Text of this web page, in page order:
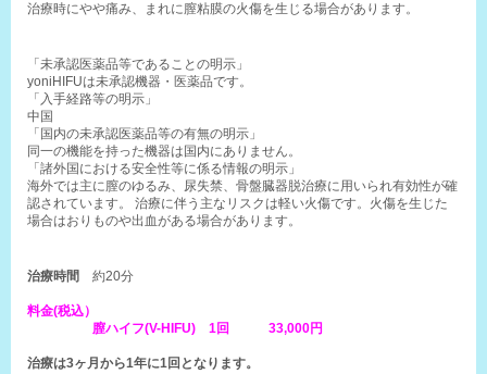
治療時にやや痛み、まれに膣粘膜の火傷を生じる場合があります。
「未承認医薬品等であることの明示」
yoniHIFUは未承認機器・医薬品です。
「入手経路等の明示」
中国
「国内の未承認医薬品等の有無の明示」
同一の機能を持った機器は国内にありません。
「諸外国における安全性等に係る情報の明示」
海外では主に膣のゆるみ、尿失禁、骨盤臓器脱治療に用いられ有効性が確
認されています。 治療に伴う主なリスクは軽い火傷です。火傷を生じた
場合はおりものや出血がある場合があります。
治療時間 約20分
料金(税込）
膣ハイフ(V-HIFU) 1回 33,000円
治療は3ヶ月から1年に1回となります。